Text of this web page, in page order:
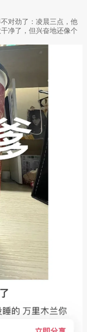
对劲了：凌晨三点，他
净了，但兴奋地还像个